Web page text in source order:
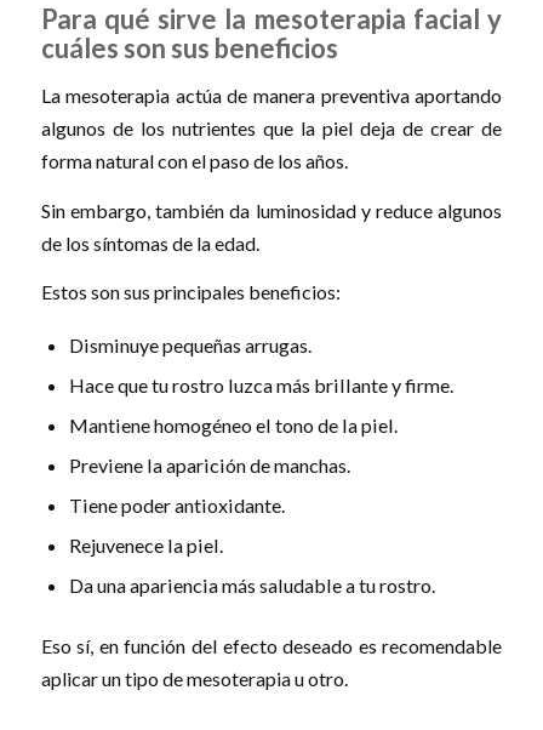
Para qué sirve la mesoterapia facial y
cuáles son sus beneficios
La mesoterapia actúa de manera preventiva aportando
algunos de los nutrientes que la piel deja de crear de
forma natural con el paso de los años.
Sin embargo, también da luminosidad y reduce algunos
de los síntomas de la edad.
Estos son sus principales beneficios:
Disminuye pequeñas arrugas.
Hace que tu rostro luzca más brillante y firme.
Mantiene homogéneo el tono de la piel.
Previene la aparición de manchas.
Tiene poder antioxidante.
Rejuvenece la piel.
Da una apariencia más saludable a tu rostro.
Eso sí, en función del efecto deseado es recomendable
aplicar un tipo de mesoterapia u otro.